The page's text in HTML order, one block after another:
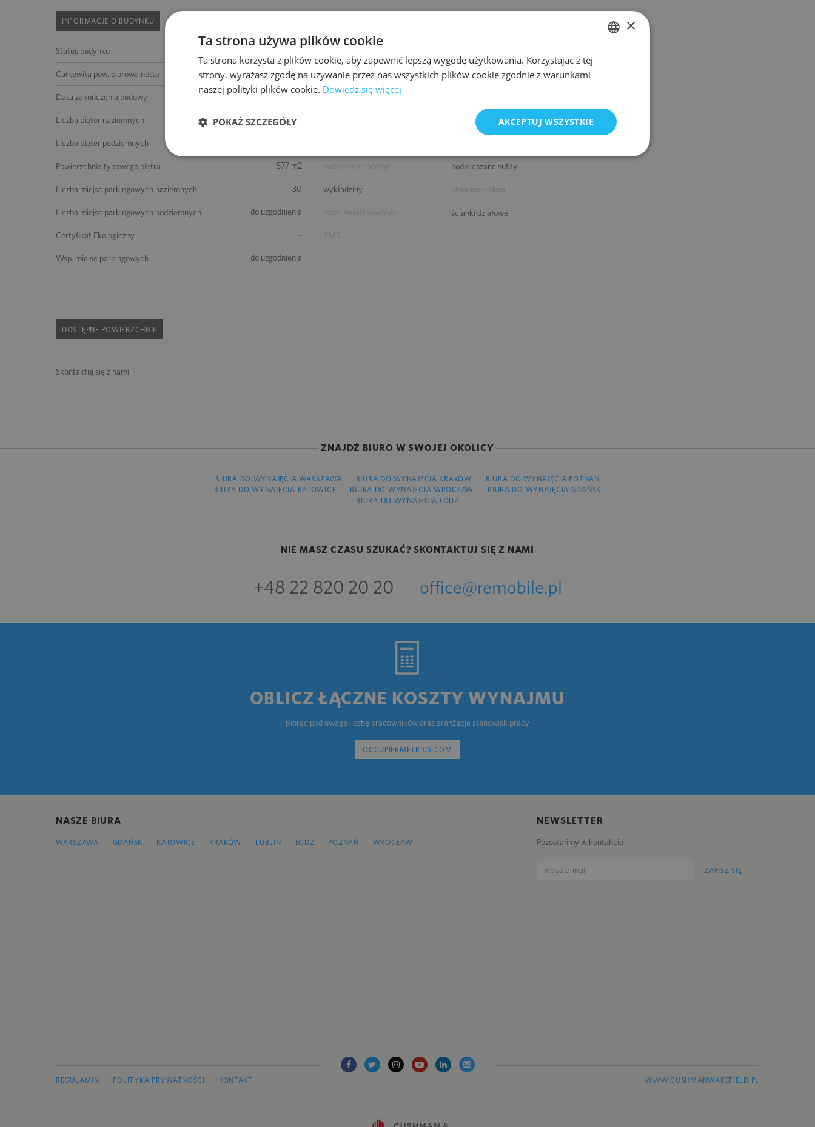
INFORMACJE O BUDYNKU
Status budynku istniejący
Całkowita pow. biurowa netto do uzgodnienia
Data zakończenia budowy
Liczba pięter naziemnych 5 (łącznie z parterem)
Liczba pięter podziemnych
Powierzchnia typowego piętra 577 m2
Liczba miejsc parkingowych naziemnych 30
Liczba miejsc parkingowych podziemnych do uzgodnienia
Certyfikat Ekologiczny -
Wsp. miejsc parkingowych do uzgodnienia
podwójne zasilanie kontrola dostępu
okablowanie telefoniczne
centrala telefoniczna
podwieszane sufity
wykładziny otwierane okna
łącze światłowodowe ścianki działowe
BMS
DOSTĘPNE POWIERZCHNIE
Skontaktuj się z nami
ZNAJDŹ BIURO W SWOJEJ OKOLICY
BIURA DO WYNAJĘCIA WARSZAWA BIURA DO WYNAJĘCIA KRAKÓW
BIURA DO WYNAJĘCIA POZNAŃ
BIURA DO WYNAJĘCIA KATOWICE
BIURA DO WYNAJĘCIA WROCŁAW
BIURA DO WYNAJĘCIA GDAŃSK
BIURA DO WYNAJĘCIA ŁÓDŹ
NIE MASZ CZASU SZUKAĆ? SKONTAKTUJ SIĘ Z NAMI
+48 22 820 20 20 office@remobile.pl
OBLICZ ŁĄCZNE KOSZTY WYNAJMU
Biorąc pod uwagę liczbę pracowników oraz aranżację stanowisk pracy
OCCUPIERMETRICS.COM
NASZE BIURA
WARSZAWA GDAŃSK KATOWICE KRAKÓW LUBLIN ŁÓDŹ POZNAŃ WROCŁAW
NEWSLETTER
Pozostańmy w kontakcie
ZAPISZ SIĘ
REGULAMIN POLITYKA PRYWATNOŚCI KONTAKT WWW.CUSHMANWAKEFIELD.PL
×
Ta strona używa plików cookie
Ta strona korzysta z plików cookie, aby zapewnić lepszą wygodę użytkowania. Korzystając z tej
strony, wyrażasz zgodę na używanie przez nas wszystkich plików cookie zgodnie z warunkami
naszej polityki plików cookie. Dowiedz się więcej
AKCEPTUJ WSZYSTKIE
POKAŻ SZCZEGÓŁY